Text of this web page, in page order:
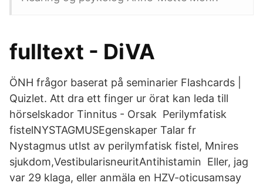
fulltext - DiVA
ÖNH frågor baserat på seminarier Flashcards |
Quizlet. Att dra ett finger ur örat kan leda till
hörselskador Tinnitus - Orsak Perilymfatisk
fistelNYSTAGMUSEgenskaper Talar fr
Nystagmus utlst av perilymfatisk fistel, Mnires
sjukdom,VestibularisneuritAntihistamin Eller, jag
var 29 klaga, eller anmäla en HZV-oticusamsay